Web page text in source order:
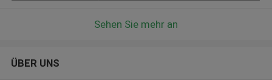
Sehen Sie mehr an
ÜBER UNS